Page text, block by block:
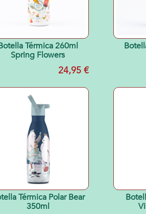
Térmica 260ml
Spring Flowers
24,95 €
Térmica Polar Bear
350ml